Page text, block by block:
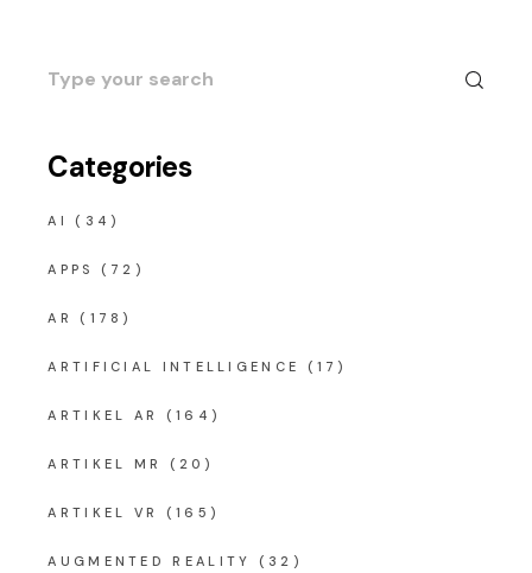
Search
for:
Categories
AI (34)
APPS (72)
AR (178)
ARTIFICIAL INTELLIGENCE (17)
ARTIKEL AR (164)
ARTIKEL MR (20)
ARTIKEL VR (165)
AUGMENTED REALITY (32)